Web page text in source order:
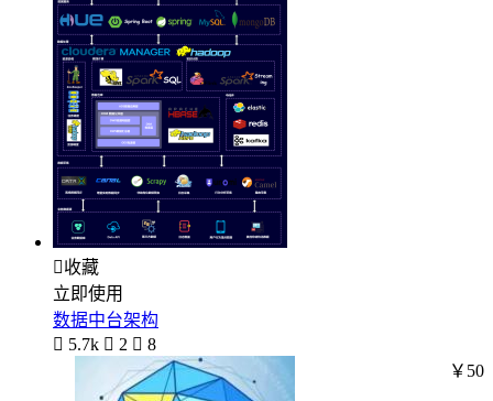
收藏
立即使用
数据中台架构
 5.7k  2  8
￥50